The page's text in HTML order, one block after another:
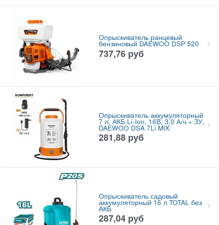
Опрыскиватель ранцевый
бензиновый DAEWOO DSP 520
737,76 руб
Опрыскиватель аккумуляторный
7 л, АКБ Li-Ion, 16В, 3,0 А/ч + ЗУ,
DAEWOO DSA 7Li MIX
281,88 руб
Опрыскиватель садовый
аккумуляторный 16 л TOTAL без
АКБ
287,04 руб